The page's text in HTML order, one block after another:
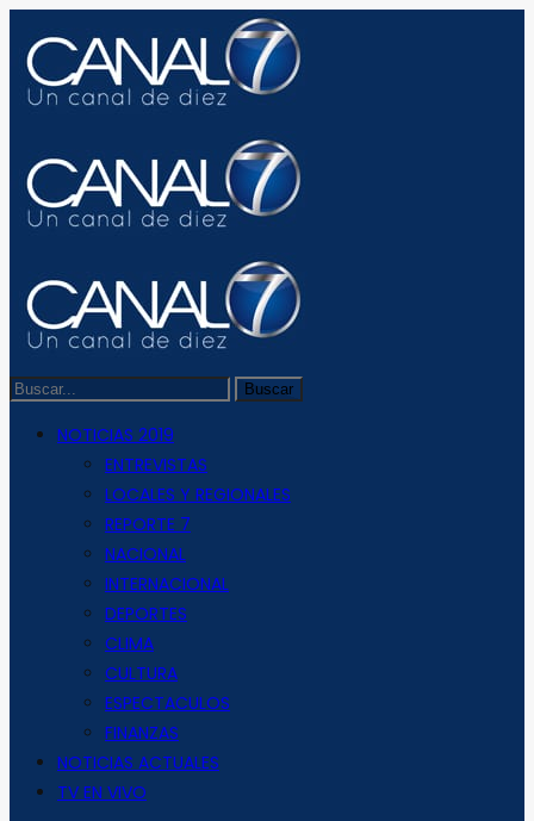
NOTICIAS 2019
ENTREVISTAS
LOCALES Y REGIONALES
REPORTE 7
NACIONAL
INTERNACIONAL
DEPORTES
CLIMA
CULTURA
ESPECTACULOS
FINANZAS
NOTICIAS ACTUALES
TV EN VIVO